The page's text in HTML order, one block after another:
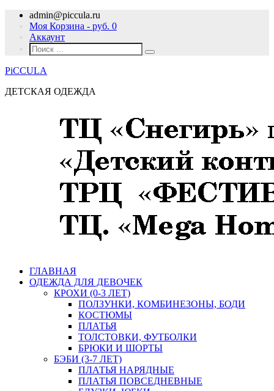
admin@piccula.ru
Моя Корзина - руб. 0
Аккаунт
PiCCULA
ДЕТСКАЯ ОДЕЖДА
ГЛАВНАЯ
ОДЕЖДА ДЛЯ ДЕВОЧЕК
КРОХИ (0-3 ЛЕТ)
ПОЛЗУНКИ, КОМБИНЕЗОНЫ, БОДИ
КОСТЮМЫ
ПЛАТЬЯ
ТОЛСТОВКИ, ФУТБОЛКИ
БРЮКИ И ШОРТЫ
БЭБИ (3-7 ЛЕТ)
ПЛАТЬЯ НАРЯДНЫЕ
ПЛАТЬЯ ПОВСЕДНЕВНЫЕ